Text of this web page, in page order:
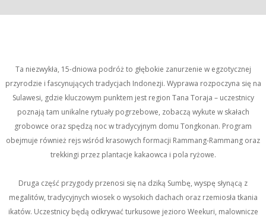
Ta niezwykła, 15-dniowa podróż to głębokie zanurzenie w egzotycznej
przyrodzie i fascynujących tradycjach Indonezji. Wyprawa rozpoczyna się na
Sulawesi, gdzie kluczowym punktem jest region Tana Toraja – uczestnicy
poznają tam unikalne rytuały pogrzebowe, zobaczą wykute w skałach
grobowce oraz spędzą noc w tradycyjnym domu Tongkonan. Program
obejmuje również rejs wśród krasowych formacji Rammang-Rammang oraz
trekkingi przez plantacje kakaowca i pola ryżowe.
Druga część przygody przenosi się na dziką Sumbę, wyspę słynącą z
megalitów, tradycyjnych wiosek o wysokich dachach oraz rzemiosła tkania
ikatów. Uczestnicy będą odkrywać turkusowe jezioro Weekuri, malownicze